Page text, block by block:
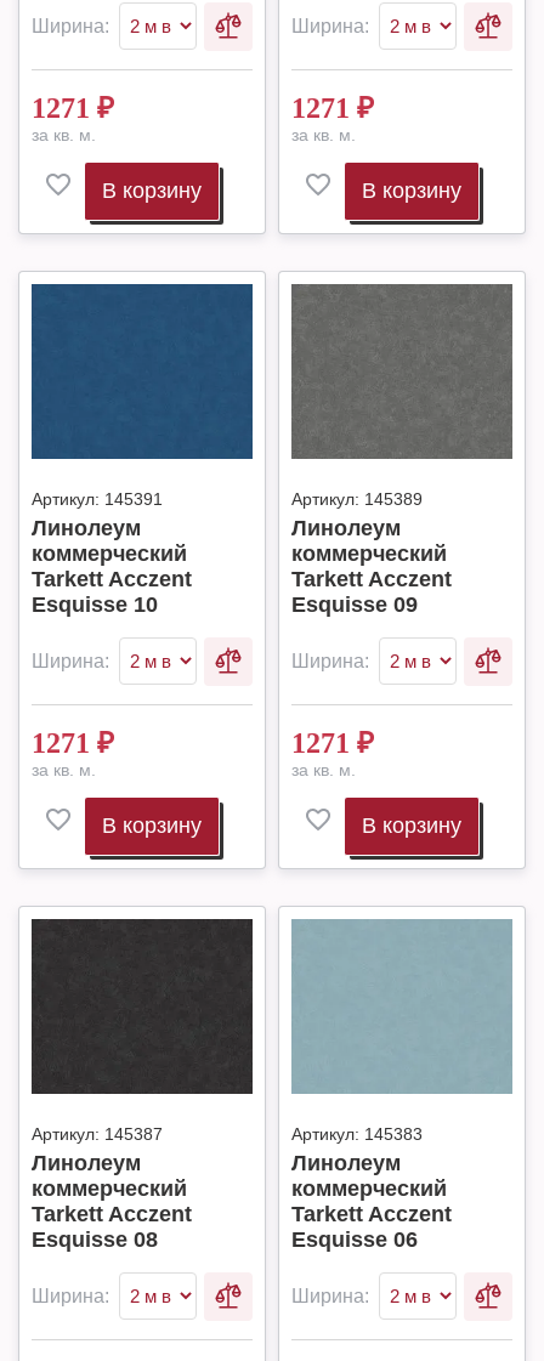
Ширина:
1271 ₽
за кв. м.
В корзину
Ширина:
1271 ₽
за кв. м.
В корзину
Артикул: 145391
Линолеум
коммерческий
Tarkett Acczent
Esquisse 10
Ширина:
1271 ₽
за кв. м.
В корзину
Артикул: 145389
Линолеум
коммерческий
Tarkett Acczent
Esquisse 09
Ширина:
1271 ₽
за кв. м.
В корзину
Артикул: 145387
Линолеум
коммерческий
Tarkett Acczent
Esquisse 08
Ширина:
Артикул: 145383
Линолеум
коммерческий
Tarkett Acczent
Esquisse 06
Ширина: